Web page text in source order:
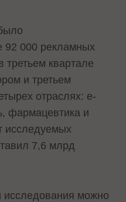
92 000 рекламных
квартале
и третьем
отраслях: e-
фармацевтика и
7,6 млрд
исследования можно